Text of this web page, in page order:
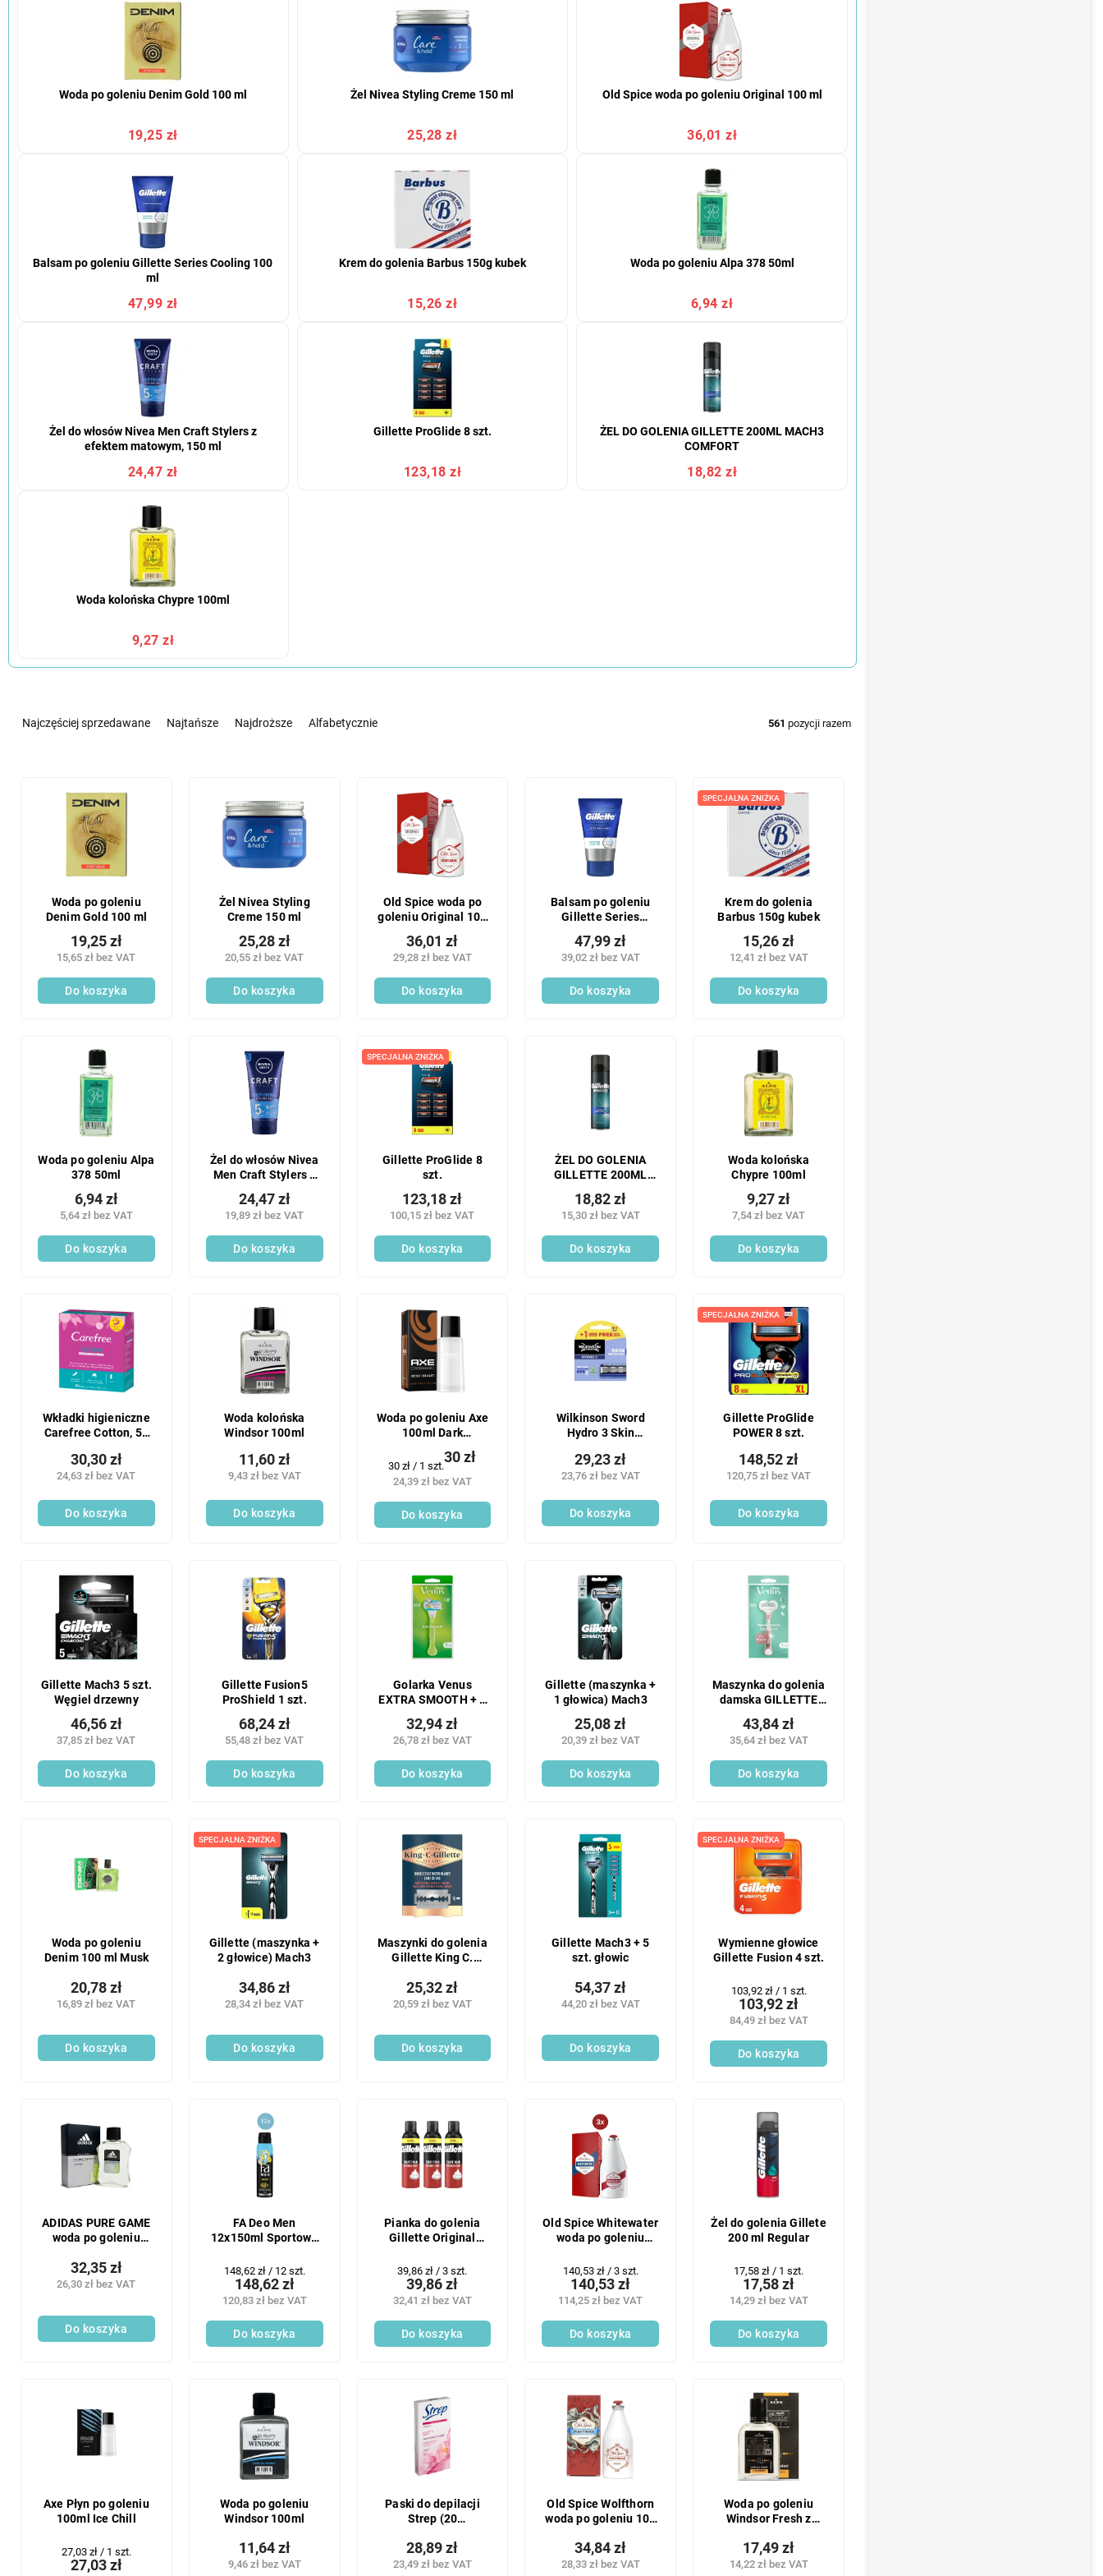
Woda po goleniu Denim Gold 100 ml
19,25 zł
Żel Nivea Styling Creme 150 ml
25,28 zł
Old Spice woda po goleniu Original 100 ml
36,01 zł
Balsam po goleniu Gillette Series Cooling 100
ml
47,99 zł
Krem do golenia Barbus 150g kubek
15,26 zł
Woda po goleniu Alpa 378 50ml
6,94 zł
Żel do włosów Nivea Men Craft Stylers z
efektem matowym, 150 ml
24,47 zł
Gillette ProGlide 8 szt.
123,18 zł
ŻEL DO GOLENIA GILLETTE 200ML MACH3
COMFORT
18,82 zł
Woda kolońska Chypre 100ml
9,27 zł
Najczęściej sprzedawane Najtańsze Najdroższe Alfabetycznie 561 pozycji razem
Woda po goleniu
Denim Gold 100 ml
15,65 zł bez VAT
19,25 zł
Do koszyka
Żel Nivea Styling
Creme 150 ml
20,55 zł bez VAT
25,28 zł
Do koszyka
Old Spice woda po
goleniu Original 100
29,28 zł bez VAT
36,01 zł
Do koszyka
Balsam po goleniu
Gillette Series
Cooling 100 ml
39,02 zł bez VAT
47,99 zł
Do koszyka
SPECJALNA ZNIŻKA
Krem do golenia
Barbus 150g kubek
12,41 zł bez VAT
15,26 zł
Do koszyka
Woda po goleniu Alpa
378 50ml
5,64 zł bez VAT
6,94 zł
Do koszyka
Żel do włosów Nivea
Men Craft Stylers z
efektem matowym,
150 ml
19,89 zł bez VAT
24,47 zł
Do koszyka
SPECJALNA ZNIŻKA
Gillette ProGlide 8
szt.
100,15 zł bez VAT
123,18 zł
Do koszyka
ŻEL DO GOLENIA
GILLETTE 200ML
MACH3 COMFORT
15,30 zł bez VAT
18,82 zł
Do koszyka
Woda kolońska
Chypre 100ml
7,54 zł bez VAT
9,27 zł
Do koszyka
Wkładki higieniczne
Carefree Cotton, 56
24,63 zł bez VAT
30,30 zł
Do koszyka
Woda kolońska
Windsor 100ml
9,43 zł bez VAT
11,60 zł
Do koszyka
Woda po goleniu Axe
100ml Dark
24,39 zł bez VAT
30 zł
Cena
jednostkowa:
30 zł / 1 szt.
Do koszyka
Wilkinson Sword
Hydro 3 Skin
głowic
23,76 zł bez VAT
29,23 zł
Do koszyka
SPECJALNA ZNIŻKA
Gillette ProGlide
POWER 8 szt.
120,75 zł bez VAT
148,52 zł
Do koszyka
Gillette Mach3 5 szt.
Węgiel drzewny
37,85 zł bez VAT
46,56 zł
Do koszyka
Gillette Fusion5
ProShield 1 szt.
55,48 zł bez VAT
68,24 zł
Do koszyka
Golarka Venus
EXTRA SMOOTH + 1
26,78 zł bez VAT
32,94 zł
Do koszyka
Gillette (maszynka +
1 głowica) Mach3
20,39 zł bez VAT
25,08 zł
Do koszyka
Maszynka do golenia
damska GILLETTE
Venus Smooth
Classic + 1 głowica
35,64 zł bez VAT
43,84 zł
Do koszyka
Woda po goleniu
Denim 100 ml Musk
16,89 zł bez VAT
20,78 zł
Do koszyka
SPECJALNA ZNIŻKA
Gillette (maszynka +
2 głowice) Mach3
28,34 zł bez VAT
34,86 zł
Do koszyka
Maszynki do golenia
Gillette King C.
20,59 zł bez VAT
25,32 zł
Do koszyka
Gillette Mach3 + 5
szt. głowic
44,20 zł bez VAT
54,37 zł
Do koszyka
SPECJALNA ZNIŻKA
Wymienne głowice
Gillette Fusion 4 szt.
84,49 zł bez VAT
103,92 zł
Cena
jednostkowa:
103,92 zł / 1 szt.
Do koszyka
ADIDAS PURE GAME
woda po goleniu
26,30 zł bez VAT
32,35 zł
Do koszyka
FA Deo Men
12x150ml Sportowe
120,83 zł bez VAT
148,62 zł
Cena
jednostkowa:
148,62 zł / 12 szt.
Do koszyka
Pianka do golenia
Gillette Original
32,41 zł bez VAT
39,86 zł
Cena
jednostkowa:
39,86 zł / 3 szt.
Do koszyka
Old Spice Whitewater
woda po goleniu
114,25 zł bez VAT
140,53 zł
Cena
jednostkowa:
140,53 zł / 3 szt.
Do koszyka
Żel do golenia Gillete
200 ml Regular
14,29 zł bez VAT
17,58 zł
Cena
jednostkowa:
17,58 zł / 1 szt.
Do koszyka
Axe Płyn po goleniu
100ml Ice Chill
27,03 zł
Cena
jednostkowa:
27,03 zł / 1 szt.
Woda po goleniu
Windsor 100ml
9,46 zł bez VAT
11,64 zł
Paski do depilacji
Strep (20
ciało
23,49 zł bez VAT
28,89 zł
Old Spice Wolfthorn
woda po goleniu 100
28,33 zł bez VAT
34,84 zł
Woda po goleniu
Windsor Fresh z
14,22 zł bez VAT
17,49 zł